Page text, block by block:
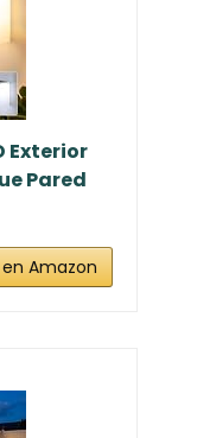
Exterior
Pared
Amazon